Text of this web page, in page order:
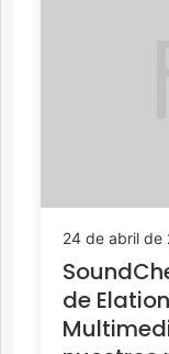
24 de abril de
de